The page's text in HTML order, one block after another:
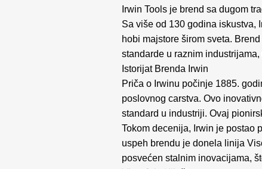
Irwin Tools je brend sa dugom
Sa više od 130 godina iskustva,
hobi majstore širom sveta.
standarde u raznim
Istorijat Brenda Irwin
Priča o Irwinu počinje 1885.
poslovnog carstva. Ovo
standard u industriji. Ovaj
Tokom decenija, Irwin je postao
uspeh brendu je donela linija
posvećen stalnim inovacijama,